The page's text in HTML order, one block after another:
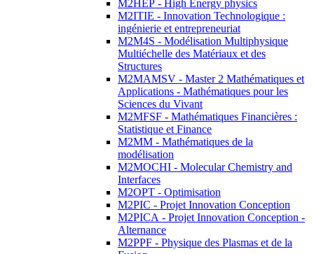
M2HEP - High Energy physics
M2ITIE - Innovation Technologique :
ingénierie et entrepreneuriat
M2M4S - Modélisation Multiphysique
Multiéchelle des Matériaux et des
Structures
M2MAMSV - Master 2 Mathématiques et
Applications - Mathématiques pour les
Sciences du Vivant
M2MFSF - Mathématiques Financières :
Statistique et Finance
M2MM - Mathématiques de la
modélisation
M2MOCHI - Molecular Chemistry and
Interfaces
M2OPT - Optimisation
M2PIC - Projet Innovation Conception
M2PICA - Projet Innovation Conception -
Alternance
M2PPF - Physique des Plasmas et de la